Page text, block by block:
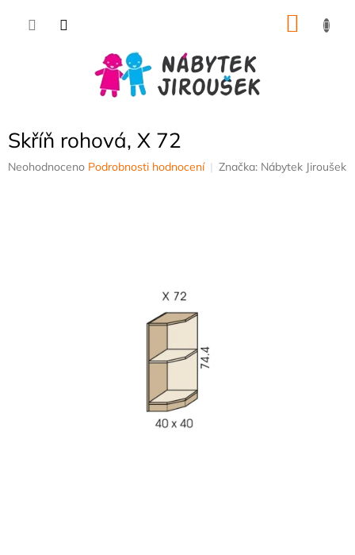
Skříň rohová, X 72
Průměrné
Neohodnoceno Podrobnosti hodnocení Značka: Nábytek Jiroušek